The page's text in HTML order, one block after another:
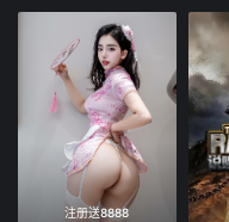
注册送8888